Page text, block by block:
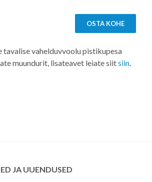
OSTA KOHE
tavalise vahelduvvoolu pistikupesa
muundurit, lisateavet leiate siitsiin.
JA UUENDUSED